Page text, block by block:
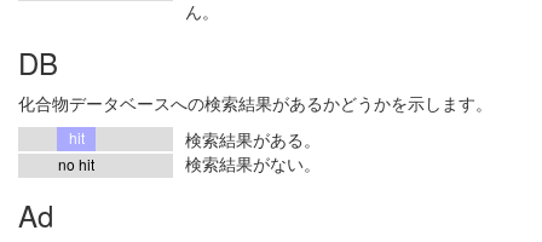
ん。
DB
化合物データベースへの検索結果があるかどうかを示します。
hit 検索結果がある。
no hit 検索結果がない。
Ad